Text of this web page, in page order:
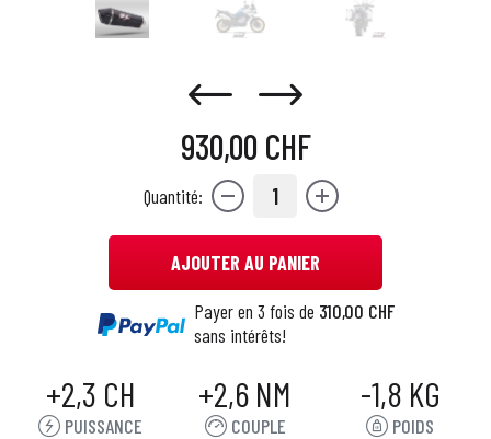
930,00 CHF
Quantité: 1
AJOUTER AU PANIER
Payer en 3 fois de 310,00 CHF
sans intérêts!
+2,3 CH
PUISSANCE
+2,6 NM
COUPLE
-1,8 KG
POIDS